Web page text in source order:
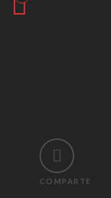
COMPARTE